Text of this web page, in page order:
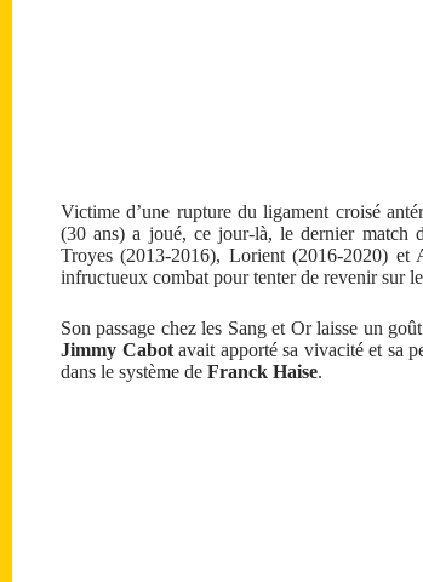
Victime d’une rupture du ligament croisé
(30 ans) a joué, ce jour-là, le dernier match
Troyes (2013-2016), Lorient (2016-2020)
infructueux combat pour tenter de revenir sur
Son passage chez les Sang et Or laisse un
Jimmy Cabotavait apporté sa vivacité et sa
dans le système de Franck Haise.